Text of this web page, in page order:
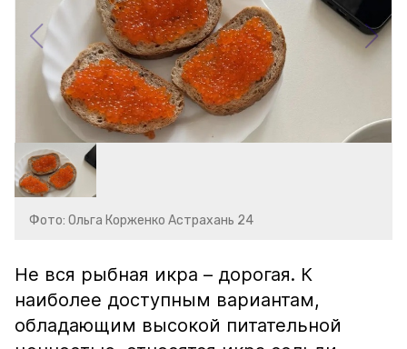
Фото: Ольга Корженко Астрахань 24
Не вся рыбная икра – дорогая. К
наиболее доступным вариантам,
обладающим высокой питательной